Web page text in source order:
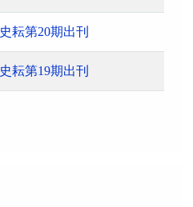
史耘第20期出刊
史耘第19期出刊